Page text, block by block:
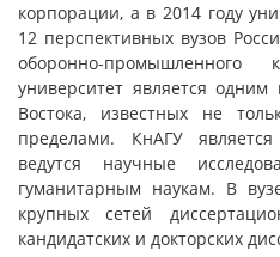
корпорации, а в 2014 году
12 перспективных вузов
оборонно-
университет является
Востока, известных не
пределами. КнАГУ
ведутся научные
гуманитарным наукам. В
крупных сетей
кандидатских и докторских